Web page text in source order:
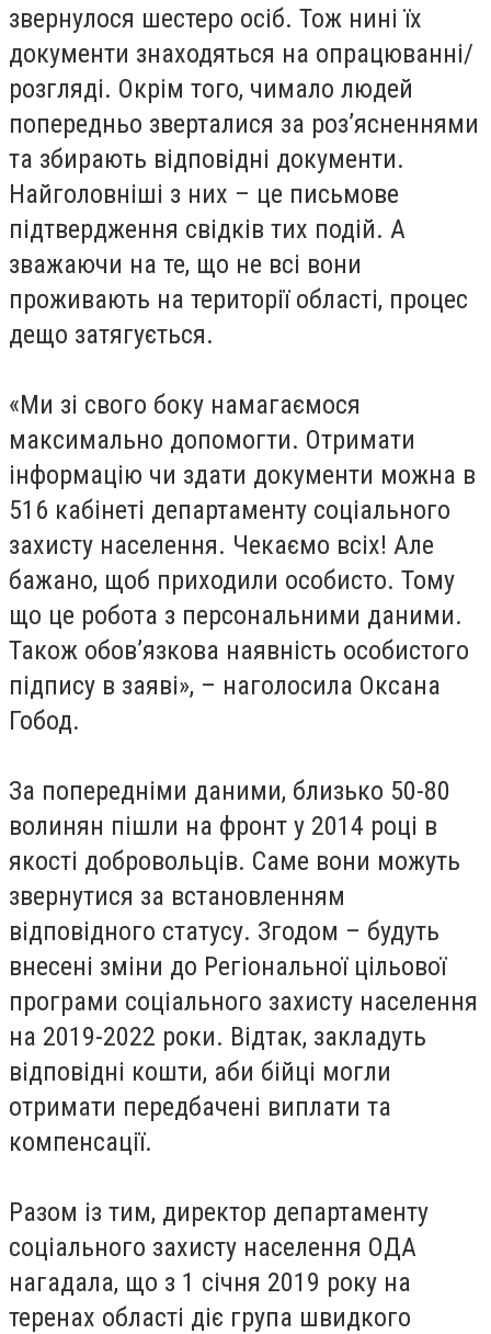
звернулося шестеро осіб. Тож нині їх
документи знаходяться на опрацюванні/
розгляді. Окрім того, чимало людей
попередньо зверталися за роз’ясненнями
та збирають відповідні документи.
Найголовніші з них – це письмове
підтвердження свідків тих подій. А
зважаючи на те, що не всі вони
проживають на території області, процес
дещо затягується.
«Ми зі свого боку намагаємося
максимально допомогти. Отримати
інформацію чи здати документи можна в
516 кабінеті департаменту соціального
захисту населення. Чекаємо всіх! Але
бажано, щоб приходили особисто. Тому
що це робота з персональними даними.
Також обов’язкова наявність особистого
підпису в заяві», – наголосила Оксана
Гобод.
За попередніми даними, близько 50-80
волинян пішли на фронт у 2014 році в
якості добровольців. Саме вони можуть
звернутися за встановленням
відповідного статусу. Згодом – будуть
внесені зміни до Регіональної цільової
програми соціального захисту населення
на 2019-2022 роки. Відтак, закладуть
відповідні кошти, аби бійці могли
отримати передбачені виплати та
компенсації.
Разом із тим, директор департаменту
соціального захисту населення ОДА
нагадала, що з 1 січня 2019 року на
теренах області діє група швидкого